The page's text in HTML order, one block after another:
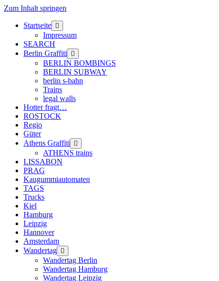
Zum Inhalt springen
Startseite Menü
öffnen
Impressum
SEARCH
Berlin Graffiti
Menü
öffnen
BERLIN BOMBINGS
BERLIN SUBWAY
berlin s-bahn
Trains
legal walls
Hotter fragt…
ROSTOCK
Regio
Güter
Athens Graffiti
Menü
öffnen
ATHENS trains
LISSABON
PRAG
Kaugummiautomaten
TAGS
Trucks
Kiel
Hamburg
Leipzig
Hannover
Amsterdam
Wandertag Menü
öffnen
Wandertag Berlin
Wandertag Hamburg
Wandertag Leipzig